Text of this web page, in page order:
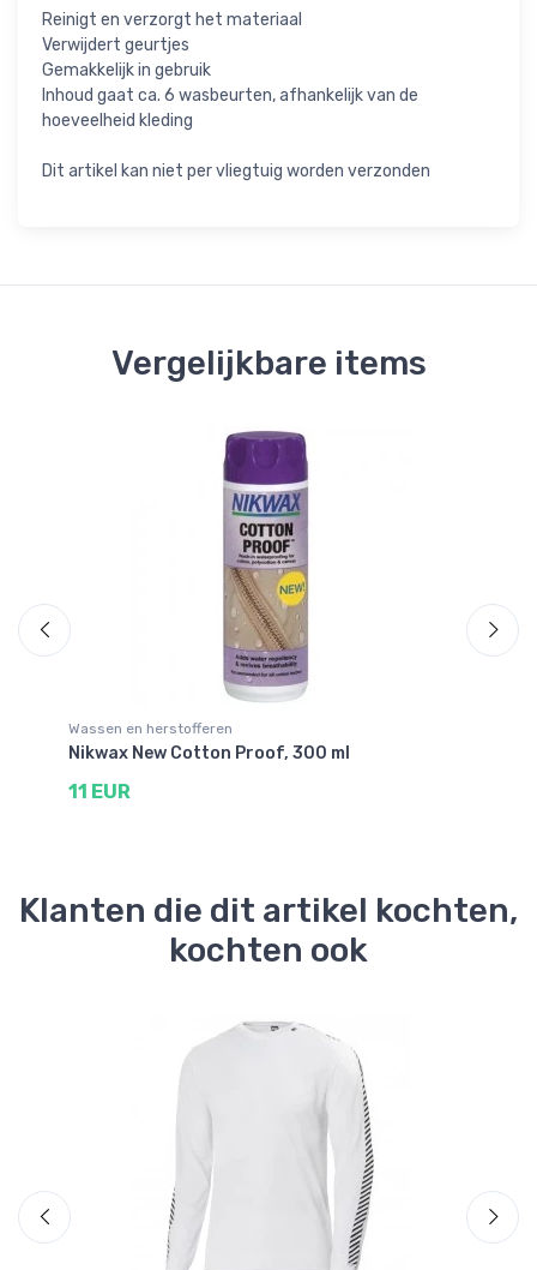
Reinigt en verzorgt het materiaal
Verwijdert geurtjes
Gemakkelijk in gebruik
Inhoud gaat ca. 6 wasbeurten, afhankelijk van de
hoeveelheid kleding
Dit artikel kan niet per vliegtuig worden verzonden
Vergelijkbare items
Wassen en herstofferen
Nikwax New Cotton Proof, 300 ml
11 EUR
Klanten die dit artikel kochten,
kochten ook